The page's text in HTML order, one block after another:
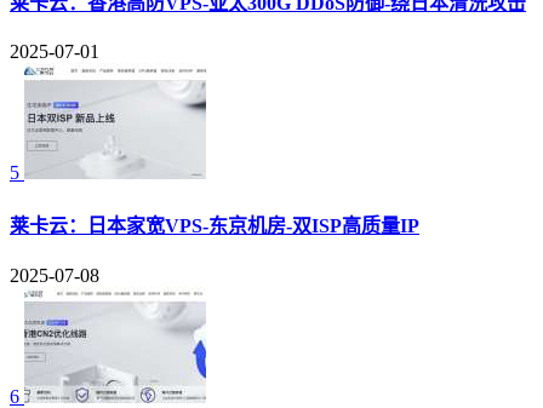
2025-07-01
5
莱卡云：日本家宽VPS-东京机房-双ISP高质量IP
2025-07-08
6